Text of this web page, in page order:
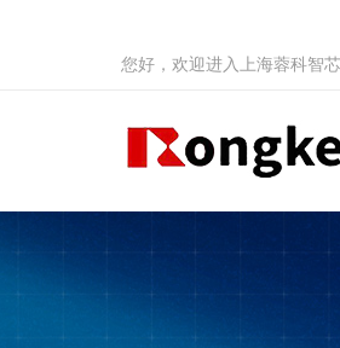
您好，欢迎进入上海蓉科智